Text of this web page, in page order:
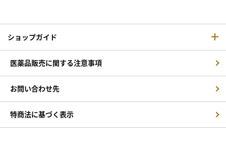
ショップガイド
医薬品販売に関する注意事項
お問い合わせ先
特商法に基づく表示